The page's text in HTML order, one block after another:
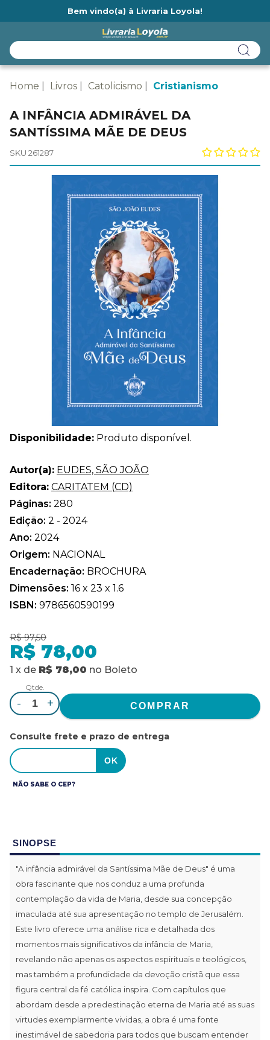
Bem vindo(a) à Livraria Loyola!
Home Livros Catolicismo Cristianismo
A INFÂNCIA ADMIRÁVEL DA
SANTÍSSIMA MÃE DE DEUS
SKU 261287
Disponibilidade: Produto disponível.
Autor(a): EUDES, SÃO JOÃO
Editora: CARITATEM (CD)
Páginas: 280
Edição: 2 - 2024
Ano: 2024
Origem: NACIONAL
Encadernação: BROCHURA
Dimensões: 16 x 23 x 1.6
ISBN: 9786560590199
R$ 97,50
R$ 78,00
1 x de R$ 78,00 no Boleto
Qtde.
- +
Consulte frete e prazo de entrega
NÃO SABE O CEP?
SINOPSE
"A infância admirável da Santíssima Mãe de Deus" é uma
obra fascinante que nos conduz a uma profunda
contemplação da vida de Maria, desde sua concepção
imaculada até sua apresentação no templo de Jerusalém.
Este livro oferece uma análise rica e detalhada dos
momentos mais significativos da infância de Maria,
revelando não apenas os aspectos espirituais e teológicos,
mas também a profundidade da devoção cristã que essa
figura central da fé católica inspira. Com capítulos que
abordam desde a predestinação eterna de Maria até as suas
virtudes exemplarmente vividas, a obra é uma fonte
inestimável de sabedoria para todos que buscam entender